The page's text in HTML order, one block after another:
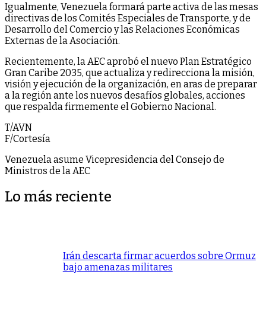
Igualmente, Venezuela formará parte activa de las mesas
directivas de los Comités Especiales de Transporte, y de
Desarrollo del Comercio y las Relaciones Económicas
Externas de la Asociación.
Recientemente, la AEC aprobó el nuevo Plan Estratégico
Gran Caribe 2035, que actualiza y redirecciona la misión,
visión y ejecución de la organización, en aras de preparar
a la región ante los nuevos desafíos globales, acciones
que respalda firmemente el Gobierno Nacional.
T/AVN
F/Cortesía
Venezuela asume Vicepresidencia del Consejo de
Ministros de la AEC
Lo más reciente
Irán descarta firmar acuerdos sobre Ormuz
bajo amenazas militares